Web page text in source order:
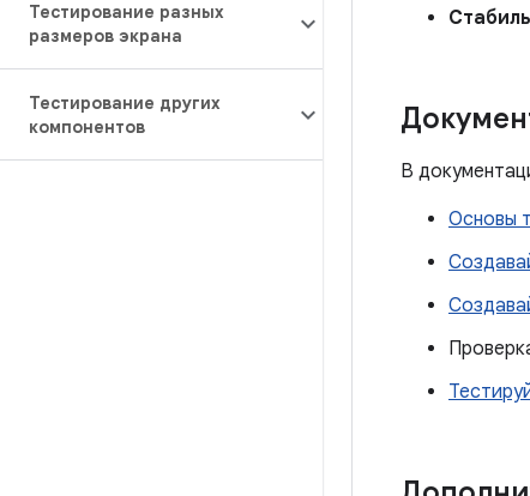
Тестирование разных
размеров экрана
Тестирование других
компонентов
В
Основы